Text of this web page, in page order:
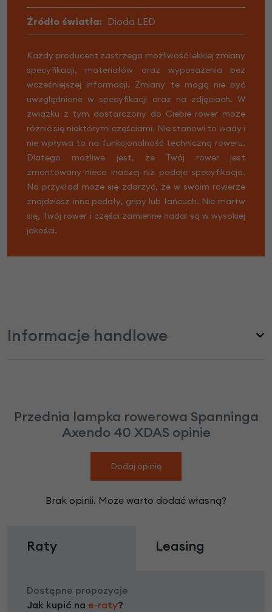
Źródło światła: Dioda LED
Każdy producent zastrzega możliwość lekkiej zmiany
specyfikacji, materiałów oraz wyposażenia bez
wcześniejszej informacji. Zmiany te mogą nie być
uwzględnione w specyfikacji oraz na zdjęciach. W
związku z tym dostarczony do Ciebie rower może
różnić się niektórymi częściami. Nie stanowi to wady i
nie wpływa to na funkcjonalność techniczną roweru.
Dlatego możliwe jest, że Twój rower jest
zmontowany nieco inaczej niż podaje specyfikacja.
Na przykład może się zdarzyć, że w swoim rowerze
znajdziesz inne pedały, gripy lub łańcuch. Nie martw
się, Twój rower i części zamienne nadal są w wysokiej
jakości.
Informacje handlowe
Przednia lampka rowerowa Spanninga
Axendo 40 XDAS opinie
Dodaj opinię
Brak opinii. Może warto dodać własną?
Raty Leasing
Dostępne propozycje
Jak kupić na e-raty?